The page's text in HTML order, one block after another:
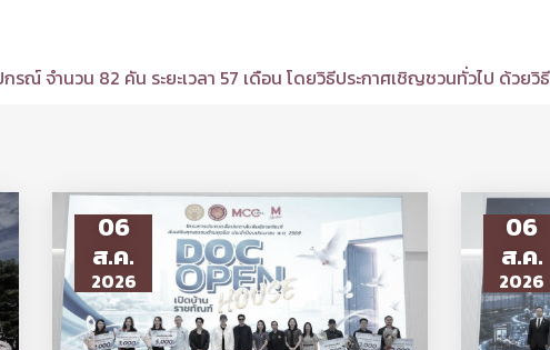
ณ์ จำนวน 82 คัน ระยะเวลา 57 เดือน โดยวิธีประกาศเชิญชวนทั่วไป ด้วย
06
ส.ค.
2026
06
ส.ค.
2026